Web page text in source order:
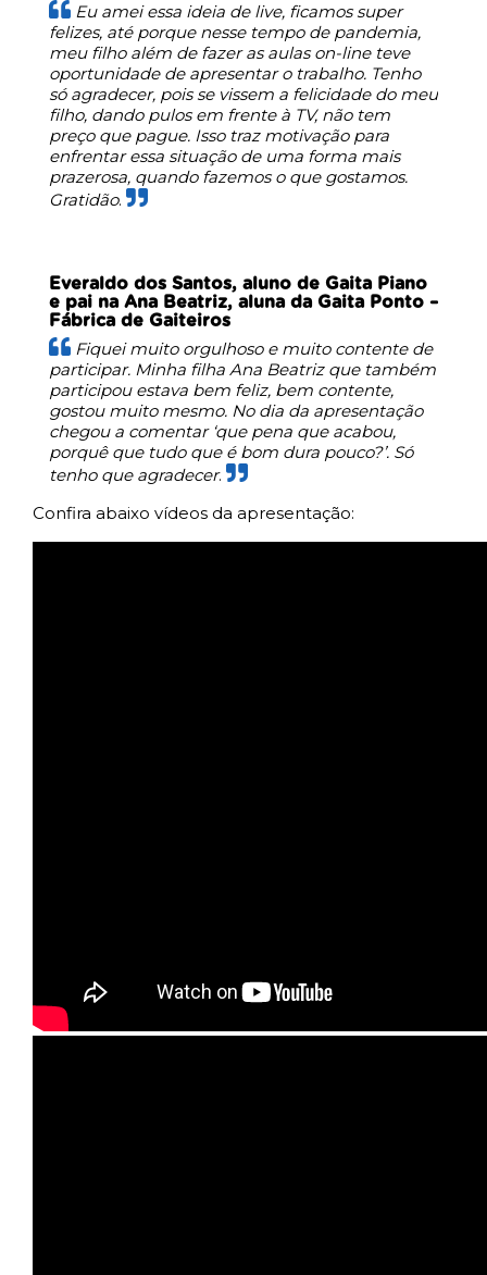
Eu amei essa ideia de live, ficamos super
felizes, até porque nesse tempo de pandemia,
meu filho além de fazer as aulas on-line teve
oportunidade de apresentar o trabalho. Tenho
só agradecer, pois se vissem a felicidade do meu
filho, dando pulos em frente à TV, não tem
preço que pague. Isso traz motivação para
enfrentar essa situação de uma forma mais
prazerosa, quando fazemos o que gostamos.
Gratidão.
Everaldo dos Santos, aluno de Gaita Piano
e pai na Ana Beatriz, aluna da Gaita Ponto –
Fábrica de Gaiteiros
Fiquei muito orgulhoso e muito contente de
participar. Minha filha Ana Beatriz que também
participou estava bem feliz, bem contente,
gostou muito mesmo. No dia da apresentação
chegou a comentar ‘que pena que acabou,
porquê que tudo que é bom dura pouco?’. Só
tenho que agradecer.
Confira abaixo vídeos da apresentação: